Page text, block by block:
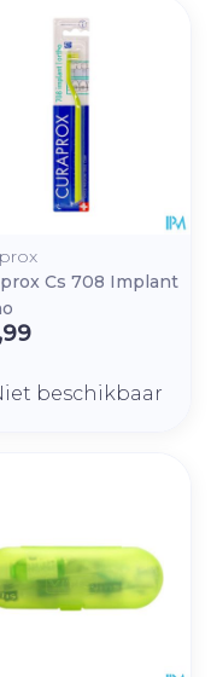
Cs 708 Implant
beschikbaar